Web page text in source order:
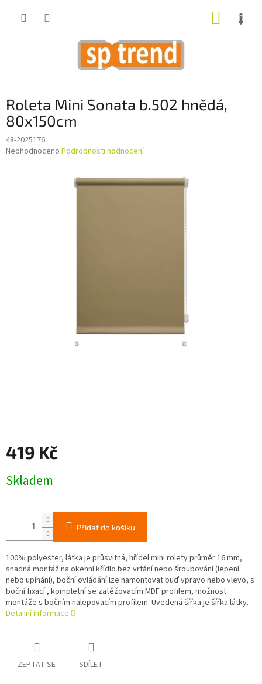
Roleta Mini Sonata b.502 hnědá,
80x150cm
48-2025176
Průměrné
Neohodnoceno Podrobnosti hodnocení
419 Kč
cena:
Skladem
Přidat do košíku
100% polyester, látka je průsvitná, hřídel mini rolety průměr 16 mm,
snadná montáž na okenní křídlo bez vrtání nebo šroubování (lepení
nebo upínání), boční ovládání lze namontovat buď vpravo nebo vlevo, s
boční fixací , kompletní se zatěžovacím MDF profilem, možnost
montáže s bočním nalepovacím profilem. Uvedená šířka je šířka látky.
Detailní informace
ZEPTAT SE SDÍLET